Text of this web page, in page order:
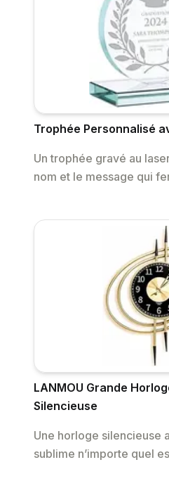
Trophée Personnalisé
Un trophée gravé au
nom et le message qui
LANMOU Grande
Silencieuse
Une horloge silencieuse
sublime n’importe quel